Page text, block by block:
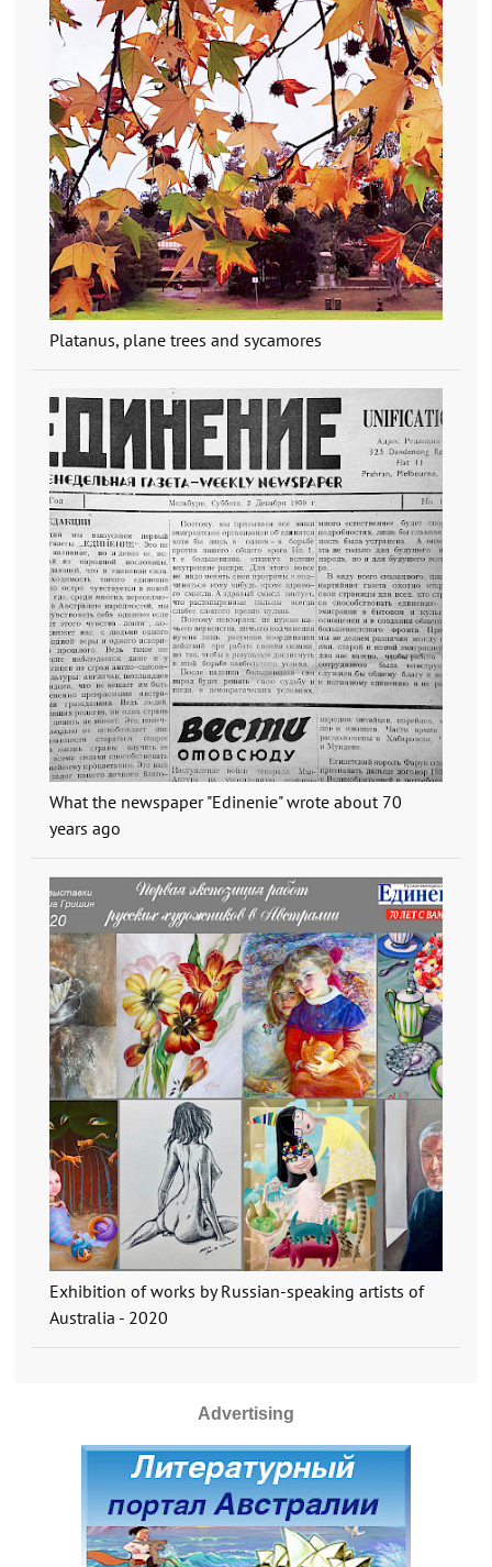
Platanus, plane trees and sycamores
What the newspaper "Edinenie" wrote about 70
years ago
Exhibition of works by Russian-speaking artists of
Australia - 2020
Advertising